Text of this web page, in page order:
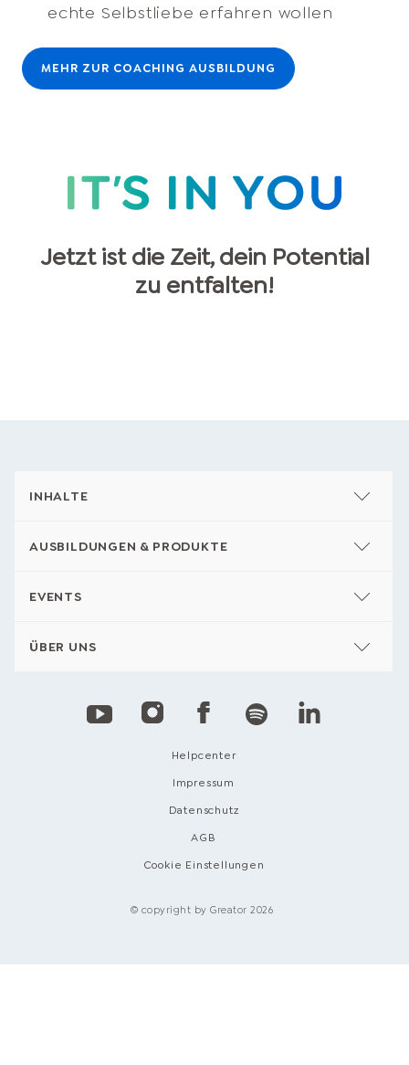
echte Selbstliebe erfahren wollen
MEHR ZUR COACHING AUSBILDUNG
Jetzt ist die Zeit, dein Potential
zu entfalten!
INHALTE
AUSBILDUNGEN & PRODUKTE
EVENTS
ÜBER UNS
Helpcenter
Impressum
Datenschutz
AGB
Cookie Einstellungen
© copyright by Greator 2026